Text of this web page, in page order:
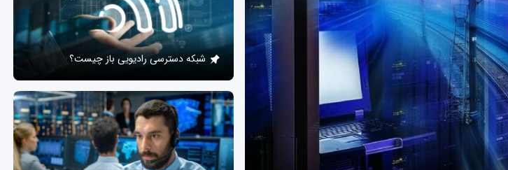
شبکه دسترسی رادیویی باز چیست؟